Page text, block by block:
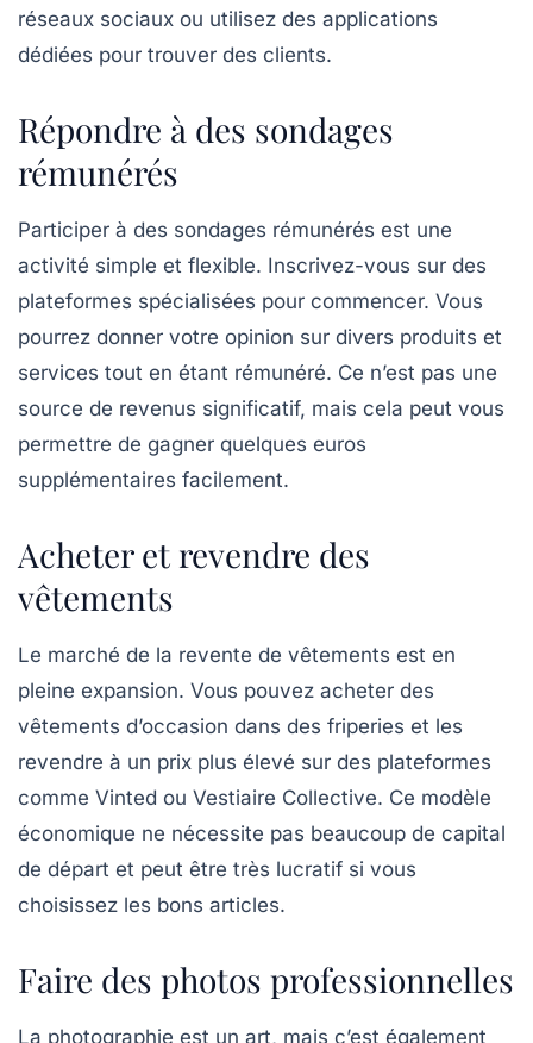
réseaux sociaux ou utilisez des applications
dédiées pour trouver des clients.
Répondre à des sondages
rémunérés
Participer à des sondages rémunérés est une
activité simple et flexible. Inscrivez-vous sur des
plateformes spécialisées pour commencer. Vous
pourrez donner votre opinion sur divers produits et
services tout en étant rémunéré. Ce n’est pas une
source de revenus significatif, mais cela peut vous
permettre de gagner quelques euros
supplémentaires facilement.
Acheter et revendre des
vêtements
Le marché de la revente de vêtements est en
pleine expansion. Vous pouvez acheter des
vêtements d’occasion dans des friperies et les
revendre à un prix plus élevé sur des plateformes
comme Vinted ou Vestiaire Collective. Ce modèle
économique ne nécessite pas beaucoup de capital
de départ et peut être très lucratif si vous
choisissez les bons articles.
Faire des photos professionnelles
La photographie est un art, mais c’est également